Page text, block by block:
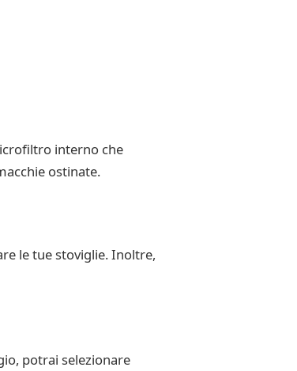
interno che
ostinate.
le tue stoviglie. Inoltre,
potrai selezionare